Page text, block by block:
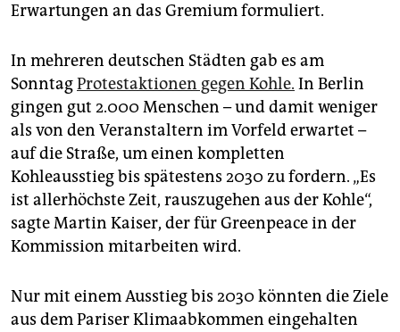
Erwartungen an das Gremium formuliert.
In mehreren deutschen Städten gab es am
SonntagProtestaktionen gegen Kohle. In Berlin
gingen gut 2.000 Menschen – und damit weniger
als von den Veranstaltern im Vorfeld erwartet –
auf die Straße, um einen kompletten
Kohleausstieg bis spätestens 2030 zu fordern. „Es
ist allerhöchste Zeit, rauszugehen aus der Kohle“,
sagte Martin Kaiser, der für Greenpeace in der
Kommission mitarbeiten wird.
Nur mit einem Ausstieg bis 2030 könnten die Ziele
aus dem Pariser Klimaabkommen eingehalten